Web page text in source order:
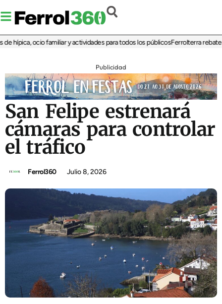
ocio familiar y actividades para todos los públicosFerrolterra rebate a
Publicidad
San Felipe estrenará
cámaras para controlar
el tráfico
Ferrol360 Julio 8, 2026